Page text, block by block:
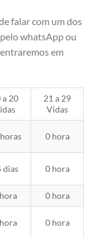
falar com um dos
whatsApp ou
em
a 20
21 a 29
Vidas
0 hora
dias 0 hora
0 hora
0 hora